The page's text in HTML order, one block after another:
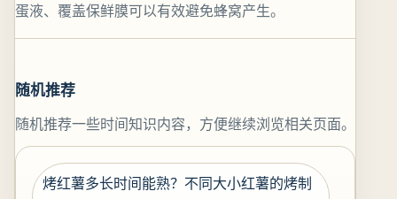
蛋液、覆盖保鲜膜可以有效避免蜂窝产生。
随机推荐
随机推荐一些时间知识内容，方便继续浏览相关页面。
烤红薯多长时间能熟？不同大小红薯的烤制